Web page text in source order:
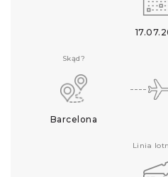
Skąd?
Barcelona
Linia